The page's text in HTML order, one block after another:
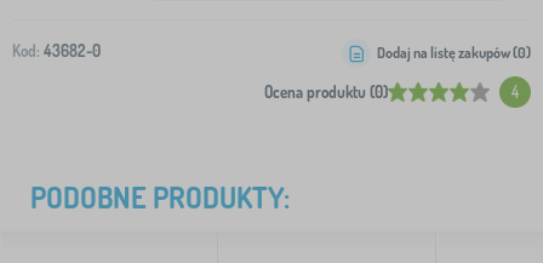
Kod: 43682-0
Ocena produktu (0) 4
Dodaj na listę zakupów (0)
PODOBNE PRODUKTY: